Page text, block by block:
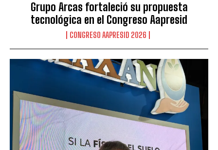
Grupo Arcas fortaleció su propuesta
tecnológica en el Congreso Aapresid
CONGRESO AAPRESID 2026